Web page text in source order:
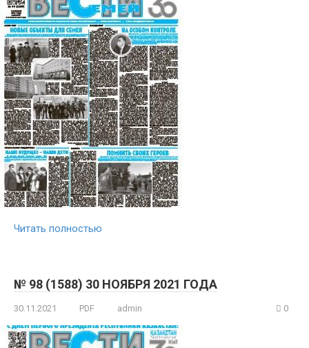
Читать полностью
№ 98 (1588) 30 НОЯБРЯ 2021 ГОДА
30.11.2021 PDF admin 0